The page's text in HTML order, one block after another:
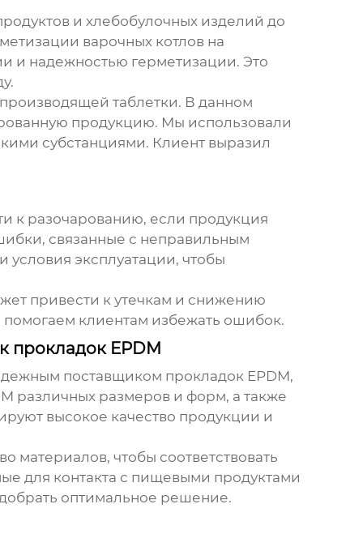
и хлебобулочных изделий до
варочных котлов на
и надежностью герметизации. Это
таблетки. В данном
продукцию. Мы использовали
субстанциями. Клиент выразил
к разочарованию, если продукция
связанные с неправильным
условия эксплуатации, чтобы
привести к утечкам и снижению
клиентам избежать ошибок.
EPDM
поставщиком прокладок EPDM,
различных размеров и форм, а также
высокое качество продукции и
чтобы соответствовать
для контакта с пищевыми продуктами
оптимальное решение.